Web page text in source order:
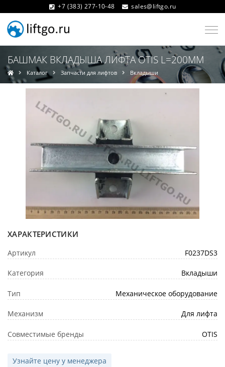
+7 (383) 277-10-48 sales@liftgo.ru
БАШМАК ВКЛАДЫША ЛИФТА OTIS L=200ММ
Каталог Запчасти для лифтов Вкладыши
ХАРАКТЕРИСТИКИ
Артикул F0237DS3
Категория Вкладыши
Тип Механическое оборудование
Механизм Для лифта
Совместимые бренды OTIS
Узнайте цену у менеджера